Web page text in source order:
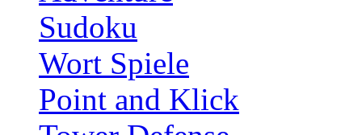
Sudoku
Wort Spiele
Point and Klick